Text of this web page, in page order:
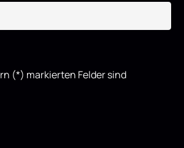
(*) markierten Felder sind